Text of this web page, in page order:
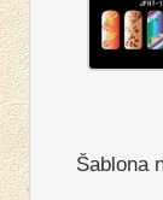
Šablona